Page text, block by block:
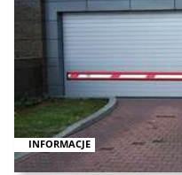
INFORMACJE